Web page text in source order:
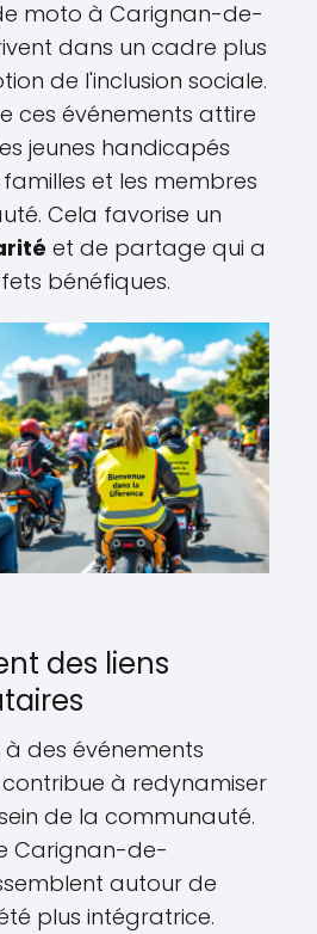
moto à Carignan-de-
dans un cadre plus
de l'inclusion sociale.
ces événements attire
jeunes handicapés
et les membres
Cela favorise un
et de partage qui a
bénéfiques.
des liens
des événements
à redynamiser
de la communauté.
Carignan-de-
autour de
plus intégratrice.